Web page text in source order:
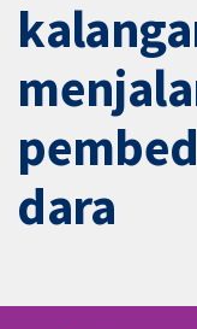
dara